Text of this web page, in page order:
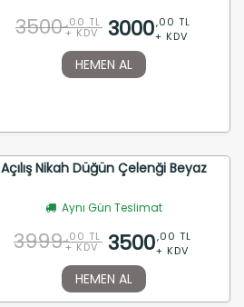
3500 ,00 TL
+ KDV 3000,00 TL
+ KDV
HEMEN AL
Açılış Nikah Düğün Çelenği Beyaz
Aynı Gün Teslimat
3999 ,00 TL
+ KDV 3500,00 TL
+ KDV
HEMEN AL